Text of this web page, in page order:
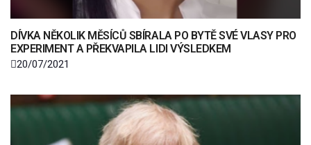
DÍVKA NĚKOLIK MĚSÍCŮ SBÍRALA PO BYTĚ SVÉ VLASY PRO
EXPERIMENT A PŘEKVAPILA LIDI VÝSLEDKEM
20/07/2021